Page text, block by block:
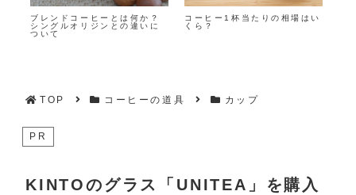
ブレンドコーヒーとは何か？
シングルオリジンとの違いに
ついて
コーヒー1杯当たりの相場はい
くら？
TOP コーヒーの道具 カップ
PR
KINTOのグラス「UNITEA」を購入